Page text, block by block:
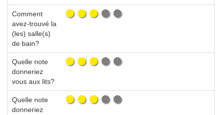
Comment
avez-trouvé la
(les) salle(s)
de bain?
Quelle note
donneriez
vous aux lits?
Quelle note
donneriez